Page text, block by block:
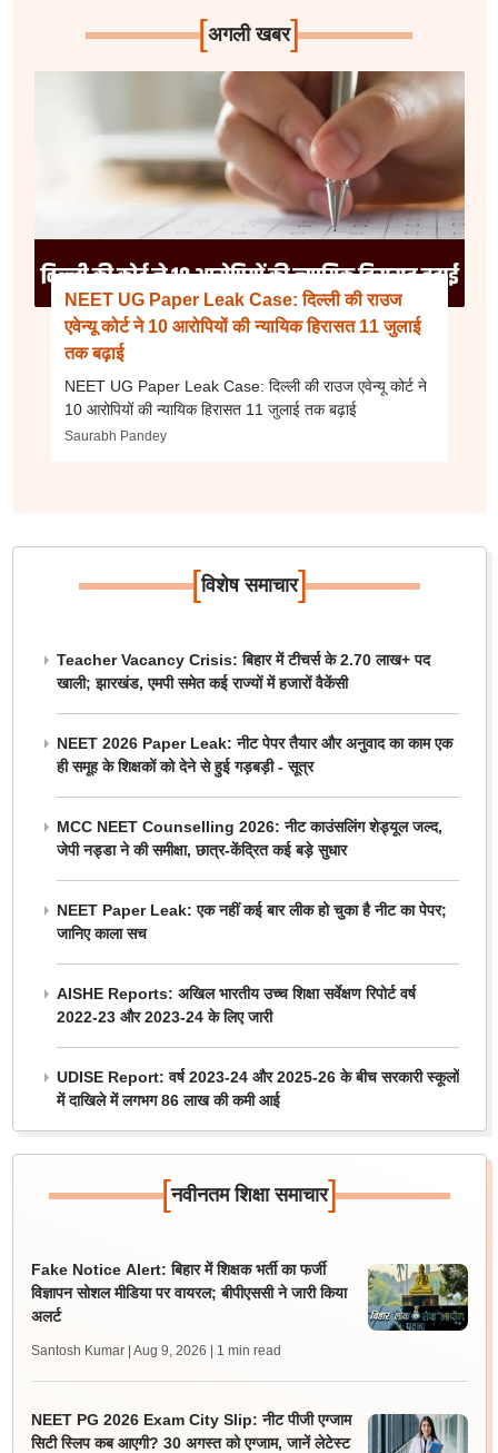
[अगली खबर]
NEET UG Paper Leak Case: दिल्ली की राउज
एवेन्यू कोर्ट ने 10 आरोपियों की न्यायिक हिरासत 11 जुलाई
तक बढ़ाई
NEET UG Paper Leak Case: दिल्ली की राउज एवेन्यू कोर्ट ने
10 आरोपियों की न्यायिक हिरासत 11 जुलाई तक बढ़ाई
Saurabh Pandey
[विशेष समाचार]
Teacher Vacancy Crisis: बिहार में टीचर्स के 2.70 लाख+ पद
खाली; झारखंड, एमपी समेत कई राज्यों में हजारों वैकेंसी
NEET 2026 Paper Leak: नीट पेपर तैयार और अनुवाद का काम एक
ही समूह के शिक्षकों को देने से हुई गड़बड़ी - सूत्र
MCC NEET Counselling 2026: नीट काउंसलिंग शेड्यूल जल्द,
जेपी नड्डा ने की समीक्षा, छात्र-केंद्रित कई बड़े सुधार
NEET Paper Leak: एक नहीं कई बार लीक हो चुका है नीट का पेपर;
जानिए काला सच
AISHE Reports: अखिल भारतीय उच्च शिक्षा सर्वेक्षण रिपोर्ट वर्ष
2022-23 और 2023-24 के लिए जारी
UDISE Report: वर्ष 2023-24 और 2025-26 के बीच सरकारी स्कूलों
में दाखिले में लगभग 86 लाख की कमी आई
[नवीनतम शिक्षा समाचार]
Fake Notice Alert: बिहार में शिक्षक भर्ती का फर्जी
विज्ञापन सोशल मीडिया पर वायरल; बीपीएससी ने जारी किया
अलर्ट
Santosh Kumar | Aug 9, 2026 | 1 min read
NEET PG 2026 Exam City Slip: नीट पीजी एग्जाम
सिटी स्लिप कब आएगी? 30 अगस्त को एग्जाम, जानें लेटेस्ट